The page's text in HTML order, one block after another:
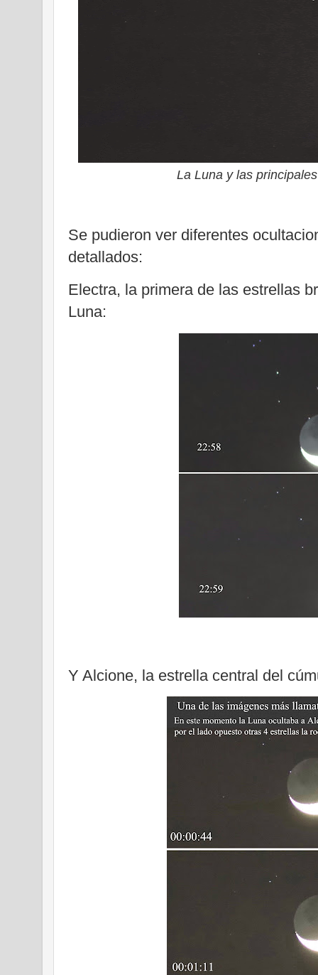
La Luna y las
Se pudieron ver diferentes
detallados:
Electra, la primera de las estrellas
Luna:
Y Alcione, la estrella central del